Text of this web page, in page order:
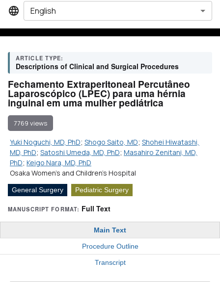
ARTICLE TYPE:
Descriptions of Clinical and Surgical Procedures
Fechamento Extraperitoneal Percutâneo
Laparoscópico (LPEC) para uma hérnia
inguinal em uma mulher pediátrica
7769 views
Yuki Noguchi, MD, PhD; Shogo Saito, MD; Shohei Hiwatashi,
MD, PhD; Satoshi Umeda, MD, PhD; Masahiro Zenitani, MD,
PhD; Keigo Nara, MD, PhD
Osaka Women’s and Children's Hospital
General Surgery Pediatric Surgery
MANUSCRIPT FORMAT: Full Text
Main Text
Procedure Outline
Transcript
English